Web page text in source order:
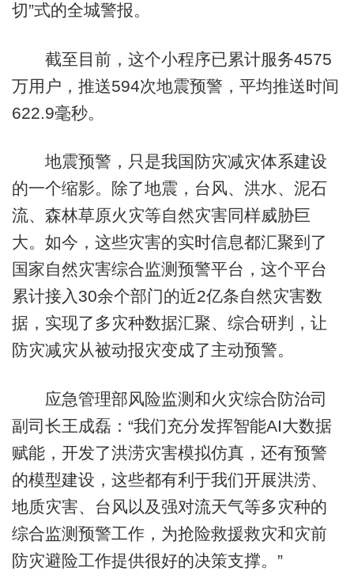
切”式的全城警报。
截至目前，这个小程序已累计服务4575
万用户，推送594次地震预警，平均推送时间
622.9毫秒。
地震预警，只是我国防灾减灾体系建设
的一个缩影。除了地震，台风、洪水、泥石
流、森林草原火灾等自然灾害同样威胁巨
大。如今，这些灾害的实时信息都汇聚到了
国家自然灾害综合监测预警平台，这个平台
累计接入30余个部门的近2亿条自然灾害数
据，实现了多灾种数据汇聚、综合研判，让
防灾减灾从被动报灾变成了主动预警。
应急管理部风险监测和火灾综合防治司
副司长王成磊：“我们充分发挥智能AI大数据
赋能，开发了洪涝灾害模拟仿真，还有预警
的模型建设，这些都有利于我们开展洪涝、
地质灾害、台风以及强对流天气等多灾种的
综合监测预警工作，为抢险救援救灾和灾前
防灾避险工作提供很好的决策支撑。”